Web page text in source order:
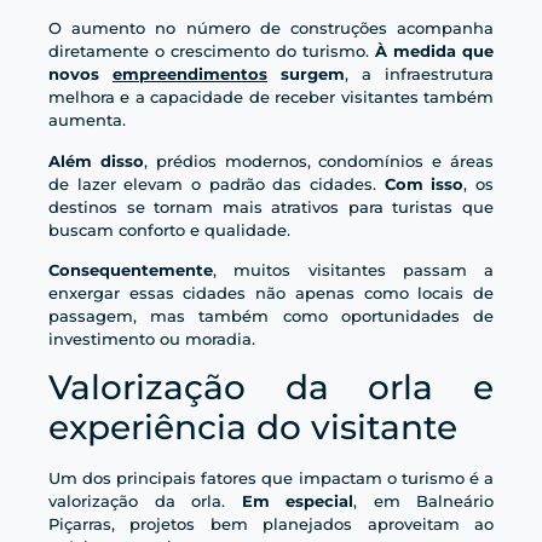
O aumento no número de construções acompanha
diretamente o crescimento do turismo. À medida que
novos empreendimentos surgem, a infraestrutura
melhora e a capacidade de receber visitantes também
aumenta.
Além disso, prédios modernos, condomínios e áreas
de lazer elevam o padrão das cidades. Com isso, os
destinos se tornam mais atrativos para turistas que
buscam conforto e qualidade.
Consequentemente, muitos visitantes passam a
enxergar essas cidades não apenas como locais de
passagem, mas também como oportunidades de
investimento ou moradia.
Valorização da orla e
experiência do visitante
Um dos principais fatores que impactam o turismo é a
valorização da orla. Em especial, em Balneário
Piçarras, projetos bem planejados aproveitam ao